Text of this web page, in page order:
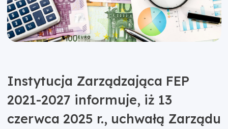
Instytucja Zarządzająca FEP
2021-2027 informuje, iż 13
czerwca 2025 r., uchwałą Zarządu